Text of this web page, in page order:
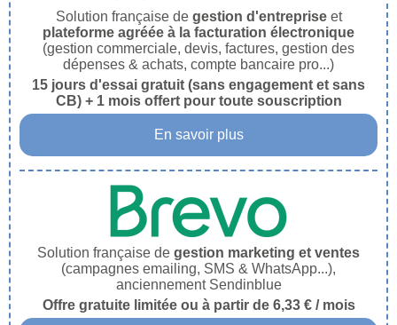
Solution française de gestion d'entrepriseet
plateforme agréée à la facturation électronique
(gestion commerciale, devis, factures, gestion des
dépenses & achats, compte bancaire pro...)
15 jours d'essai gratuit (sans engagement et sans
CB) + 1 mois offert pour toute souscription
En savoir plus
Solution française de gestion marketing et ventes
(campagnes emailing, SMS & WhatsApp...),
anciennement Sendinblue
Offre gratuite limitée ou à partir de 6,33 € / mois